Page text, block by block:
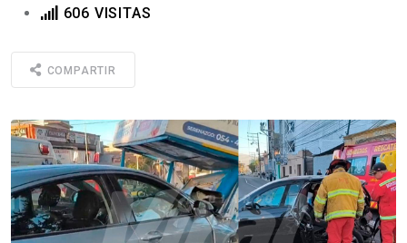
606 VISITAS
COMPARTIR